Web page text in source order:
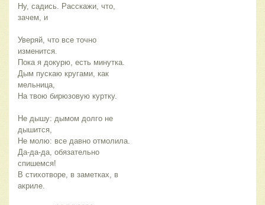
Ну, садись. Расскажи, что,
зачем, и
Уверяй, что все точно
изменится.
Пока я докурю, есть минутка.
Дым пускаю кругами, как
мельница,
На твою бирюзовую куртку.
Не дышу: дымом долго не
дышится,
Не молю: все давно отмолила.
Да-да-да, обязательно
спишемся!
В стихотворе, в заметках, в
акриле.